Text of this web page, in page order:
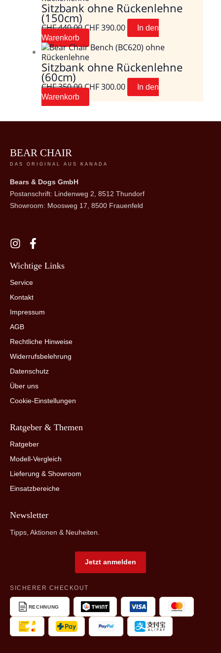
Sitzbank ohne Rückenlehne
(150cm)
CHF440.00Ursprünglicher
war:
CHF 440.00
CHF390.00Aktueller
Preis
ist:
In den
Warenkorb
Sitzbank ohne Rückenlehne
(60cm)
CHF350.00Ursprünglicher
war:
CHF300.00Aktueller
Preis
In den
Warenkorb
BEAR CHAIR
DAS ORIGINAL AUS KANADA
Bears & Dogs GmbH
Postanschrift: Lindenweg 2, 8512 Thundorf
Showroom: Moosweg 17, 8500 Frauenfeld
Wichtige Links
Service
Kontakt
Impressum
AGB
Rechtliche Hinweise
Widerrufsbelehrung
Datenschutz
Über uns
Cookie-Einstellungen
Ratgeber & Themen
Ratgeber
Modell-Vergleich
Lieferung & Showroom
Einsatzbereiche
Newsletter
Tipps, Aktionen & Neuheiten.
Jetzt anmelden
SICHERER CHECKOUT
RECHNUNG